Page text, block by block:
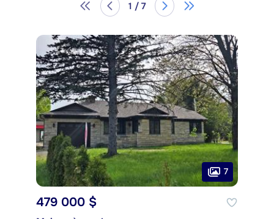
1 / 7
7
479 000 $